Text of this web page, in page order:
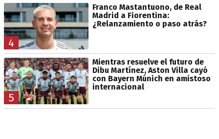
4
Franco Mastantuono, de Real
Madrid a Fiorentina:
¿Relanzamiento o paso atrás?
5
Mientras resuelve el futuro de
Dibu Martínez, Aston Villa cayó
con Bayern Múnich en amistoso
internacional